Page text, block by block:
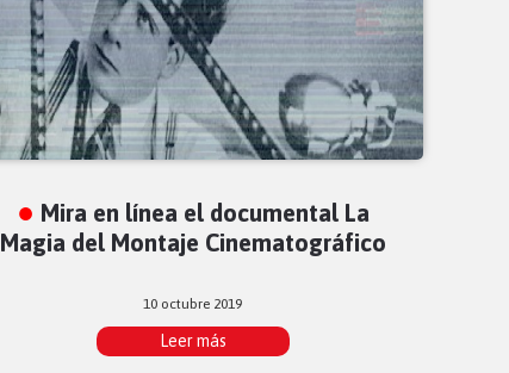
Mira en línea el documental La
Magia del Montaje Cinematográfico
10 octubre 2019
Leer más